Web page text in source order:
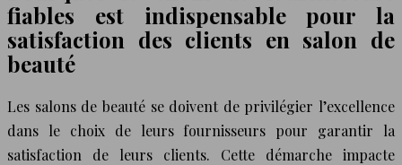
fiables est indispensable pour la
satisfaction des clients en salon de
beauté
Les salons de beauté se doivent de privilégier l’excellence
dans le choix de leurs fournisseurs pour garantir la
satisfaction de leurs clients. Cette démarche impacte